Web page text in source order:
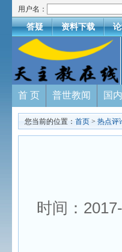
用户名：
答疑 资料下载
首 页 普世教闻 国
您当前的位置： 首页 > 热点评
时间：